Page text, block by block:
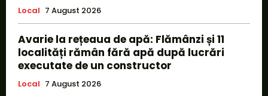
Local 7 August 2026
Avarie la rețeaua de apă: Flămânzi și 11
localități rămân fără apă după lucrări
executate de un constructor
Local 7 August 2026